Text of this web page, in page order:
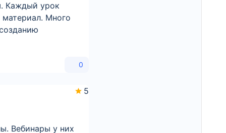
Каждый урок
Много
0
5
Вебинары у них